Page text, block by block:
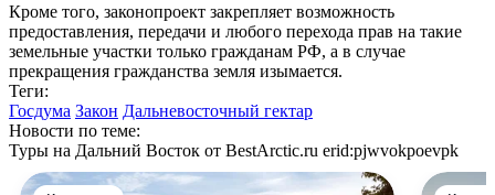
Кроме того, законопроект закрепляет возможность
предоставления, передачи и любого перехода прав на такие
земельные участки только гражданам РФ, а в случае
прекращения гражданства земля изымается.
Теги:
Госдума Закон Дальневосточный гектар
Новости по теме:
Туры на Дальний Восток от BestArctic.ru erid:pjwvokpoevpk